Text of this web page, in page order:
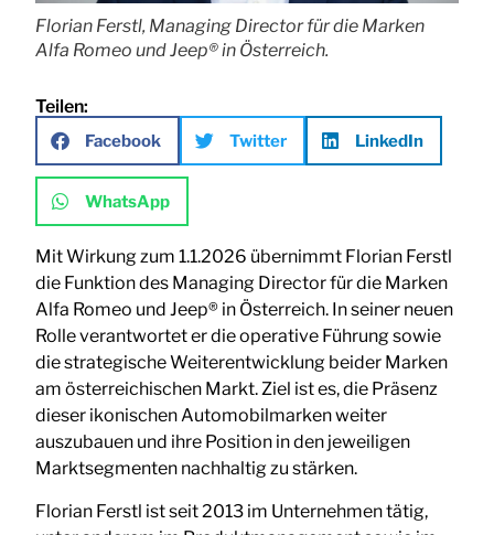
Florian Ferstl, Managing Director für die Marken
Alfa Romeo und Jeep® in Österreich.
Teilen:
Facebook Twitter LinkedIn
WhatsApp
Mit Wirkung zum 1.1.2026 übernimmt Florian Ferstl
die Funktion des Managing Director für die Marken
Alfa Romeo und Jeep® in Österreich. In seiner neuen
Rolle verantwortet er die operative Führung sowie
die strategische Weiterentwicklung beider Marken
am österreichischen Markt. Ziel ist es, die Präsenz
dieser ikonischen Automobilmarken weiter
auszubauen und ihre Position in den jeweiligen
Marktsegmenten nachhaltig zu stärken.
Florian Ferstl ist seit 2013 im Unternehmen tätig,